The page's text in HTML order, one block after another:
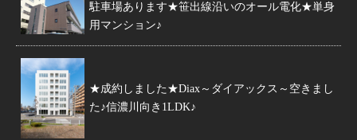
駐車場あります★笹出線沿いのオール電化★単身
用マンション♪
★成約しました★Diax～ダイアックス～空きまし
た♪信濃川向き1LDK♪